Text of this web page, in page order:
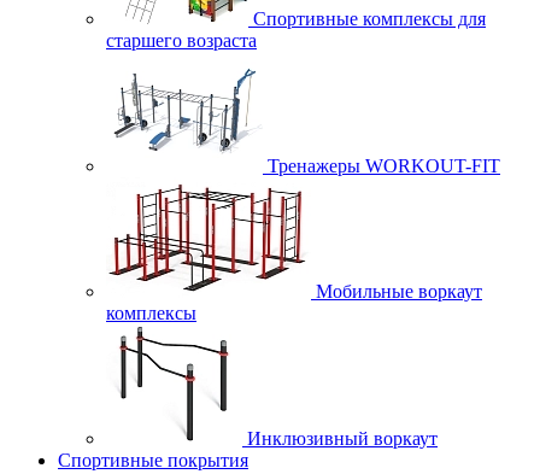
Спортивные комплексы для
старшего возраста
Тренажеры WORKOUT-FIT
Мобильные воркаут
комплексы
Инклюзивный воркаут
Спортивные покрытия